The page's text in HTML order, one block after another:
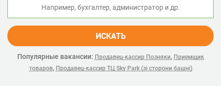
ИСКАТЬ
Популярные вакансии: Продавец-кассир Позняки, Приемщик
товаров, Продавец-кассир ТЦ Sky Park (зі сторони башні)